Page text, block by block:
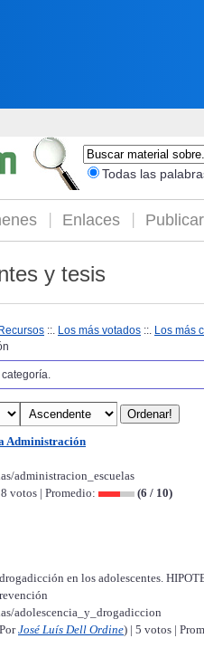
Todas las
Enlaces
y tesis
::. Los más votados ::. Los más
Administración
administracion_escuelas
votos | Promedio:
(6 / 10)
en los adolescentes.
adolescencia_y_drogadiccion
José Luís Dell Ordine) | 5 votos |